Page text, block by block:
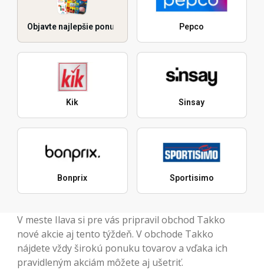
Objavte najlepšie ponuky Pepco
Kik Sinsay
Bonprix Sportisimo
V meste Ilava si pre vás pripravil obchod Takko
nové akcie aj tento týždeň. V obchode Takko
nájdete vždy širokú ponuku tovarov a vďaka ich
pravidleným akciám môžete aj ušetriť.